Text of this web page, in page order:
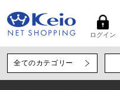
ログイン